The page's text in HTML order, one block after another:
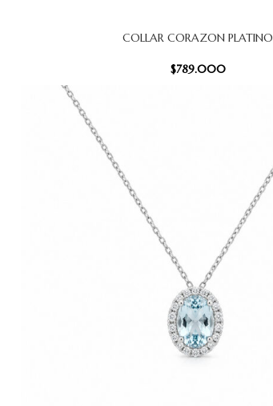
COLLAR CORAZON PLATINO
$789.000